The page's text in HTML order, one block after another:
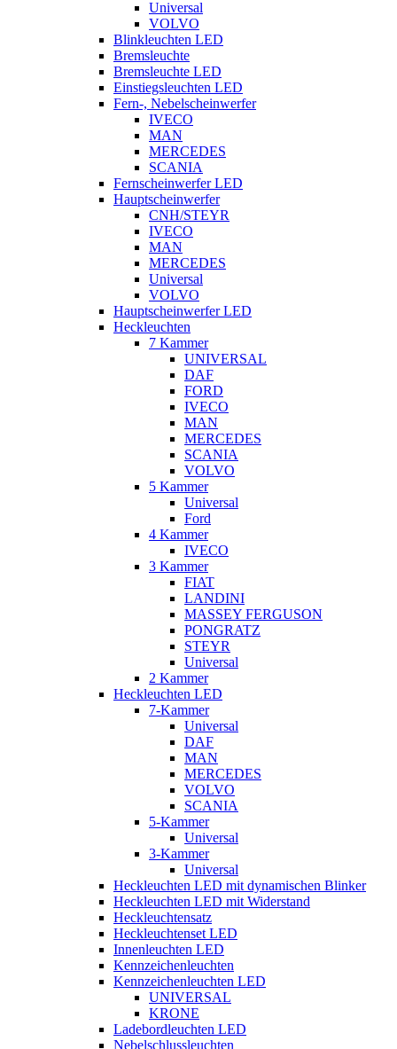
Universal
VOLVO
Blinkleuchten LED
Bremsleuchte
Bremsleuchte LED
Einstiegsleuchten LED
Fern-, Nebelscheinwerfer
IVECO
MAN
MERCEDES
SCANIA
Fernscheinwerfer LED
Hauptscheinwerfer
CNH/STEYR
IVECO
MAN
MERCEDES
Universal
VOLVO
Hauptscheinwerfer LED
Heckleuchten
7 Kammer
UNIVERSAL
DAF
FORD
IVECO
MAN
MERCEDES
SCANIA
VOLVO
5 Kammer
Universal
Ford
4 Kammer
IVECO
3 Kammer
FIAT
LANDINI
MASSEY FERGUSON
PONGRATZ
STEYR
Universal
2 Kammer
Heckleuchten LED
7-Kammer
Universal
DAF
MAN
MERCEDES
VOLVO
SCANIA
5-Kammer
Universal
3-Kammer
Universal
Heckleuchten LED mit dynamischen Blinker
Heckleuchten LED mit Widerstand
Heckleuchtensatz
Heckleuchtenset LED
Innenleuchten LED
Kennzeichenleuchten
Kennzeichenleuchten LED
UNIVERSAL
KRONE
Ladebordleuchten LED
Nebelschlussleuchten